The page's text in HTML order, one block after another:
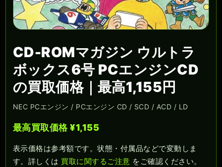
CD-ROMマガジン ウルトラ
ボックス6号 PCエンジンCD
の買取価格｜最高1,155円
NEC PCエンジン / PCエンジン CD / SCD / ACD / LD
最高買取価格 ¥1,155
表示価格は参考額です。状態・付属品などで変動しま
す。詳しくは 買取に関するご注意 をご確認ください。